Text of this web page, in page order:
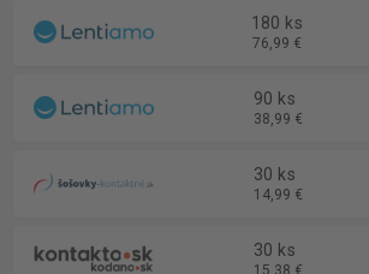
180 ks
76,99 €
90 ks
38,99 €
30 ks
14,99 €
30 ks